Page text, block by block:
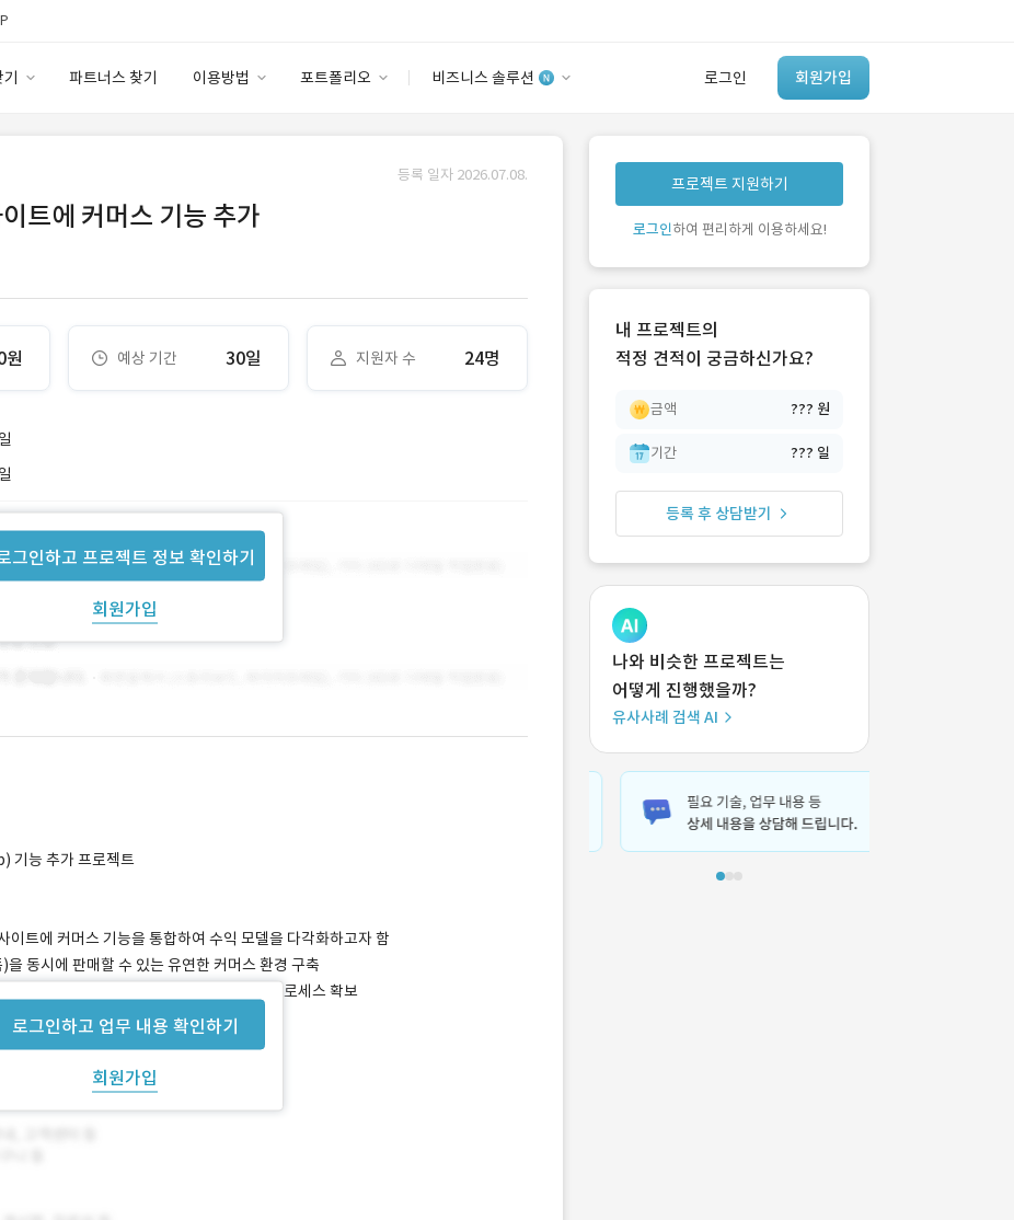
파트너스 찾기 이용방법 포트폴리오 비즈니스 솔루션 로그인 회원가입
이용요금
고객센터
안심 코드 케어
유사사례 검색 AI
‘이런 거’ 만들어본
개발 회사 있어?
등록 일자 2026.07.08.
트에 커머스 기능 추가
예상 기간 30일 지원자 수 24명
그인하고 프로젝트 정보 확인하기
회원가입
로그인하고 업무 내용 확인하기
회원가입
기능 추가 프로젝트
이트에 커머스 기능을 통합하여 수익 모델을 다각화하고자 함
동시에 판매할 수 있는 유연한 커머스 환경 구축
사용자 편의성이 높은 결제 및 주문 관리 프로세스 확보
프로젝트 지원하기
로그인하여 편리하게 이용하세요!
내 프로젝트의
적정 견적이 궁금하신가요?
금액 ??? 원
기간 ??? 일
등록 후 상담받기
나와 비슷한 프로젝트는
어떻게 진행했을까?
유사사례 검색 AI